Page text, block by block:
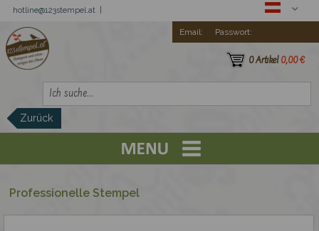
hotline@123stempel.at |
Email: Passwort:
0 Artikel0,00 €
Zurück
Trodat Printy
Professionelle Stempel